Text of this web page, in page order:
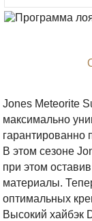
Jones Meteorite
максимально
гарантированно
В этом сезоне
при этом
материалы.
оптимальных
Высокий хайбэк